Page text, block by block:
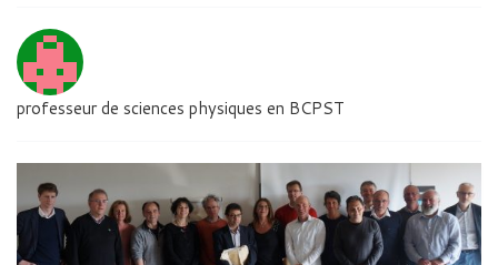
professeur de sciences physiques en BCPST